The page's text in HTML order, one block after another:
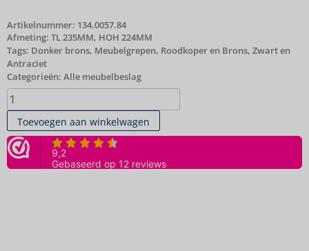
Artikelnummer: 134.0057.84
Afmeting: TL 235MM, HOH 224MM
Tags: Donker brons, Meubelgrepen, Roodkoper en Brons, Zwart en
Antraciet
Categorieën: Alle meubelbeslag
Toevoegen aan winkelwagen